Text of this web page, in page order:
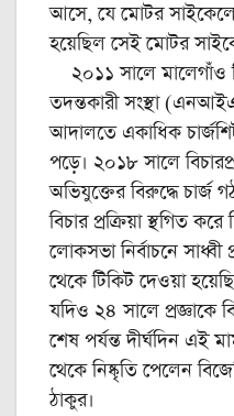
আসে, যে মোটর
হয়েছিল সেই মোটর
২০১১ সালে মালেগাঁও
তদন্তকারী সংস্থা
আদালতে একাধিক
পড়ে। ২০১৮ সালে
অভিযুক্তের বিরুদ্ধে
বিচার প্রক্রিয়া স্থগিত
লোকসভা নির্বাচনে সাধ্বী
থেকে টিকিট দেওয়া
যদিও ২৪ সালে প্রজ্ঞাকে
শেষ পর্যন্ত দীর্ঘদিন এই
থেকে নিষ্কৃতি পেলেন
ঠাকুর।